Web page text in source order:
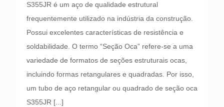
S355JR é um aço de qualidade estrutural
frequentemente utilizado na indústria da construção.
Possui excelentes características de resistência e
soldabilidade. O termo “Seção Oca” refere-se a uma
variedade de formatos de seções estruturais ocas,
incluindo formas retangulares e quadradas. Por isso,
um tubo de aço retangular ou quadrado de seção oca
S355JR [...]